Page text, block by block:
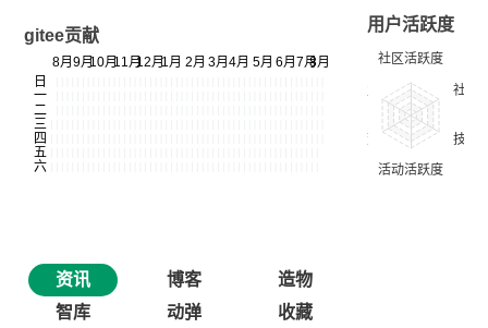
gitee贡献
用户活跃度
资讯 博客
造物
智库
动弹 收藏